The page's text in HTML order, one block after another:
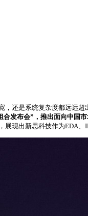
还是系统复杂度都远远
发布会”，推出面向中国市
现出新思科技作为EDA